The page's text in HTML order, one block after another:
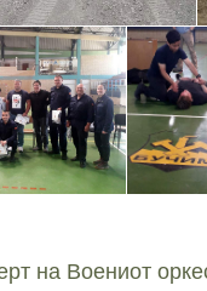
на Воениот